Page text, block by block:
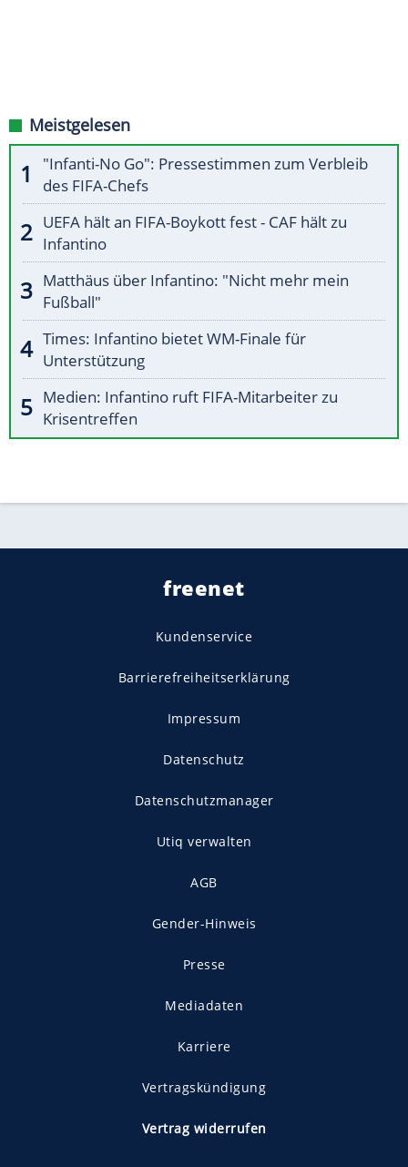
Meistgelesen
"Infanti-No Go": Pressestimmen zum Verbleib
des FIFA-Chefs
UEFA hält an FIFA-Boykott fest - CAF hält zu
Infantino
Matthäus über Infantino: "Nicht mehr mein
Fußball"
Times: Infantino bietet WM-Finale für
Unterstützung
Medien: Infantino ruft FIFA-Mitarbeiter zu
Krisentreffen
freenet
Kundenservice
Barrierefreiheitserklärung
Impressum
Datenschutz
Datenschutzmanager
Utiq verwalten
AGB
Gender-Hinweis
Presse
Mediadaten
Karriere
Vertragskündigung
Vertrag widerrufen